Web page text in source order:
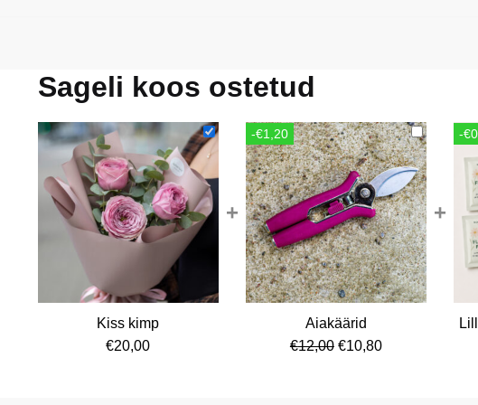
Sageli koos ostetud
Kiss kimp
€20,00
+
-€1,20
Aiakäärid
€12,00 Algne
€10,80Current
+
-